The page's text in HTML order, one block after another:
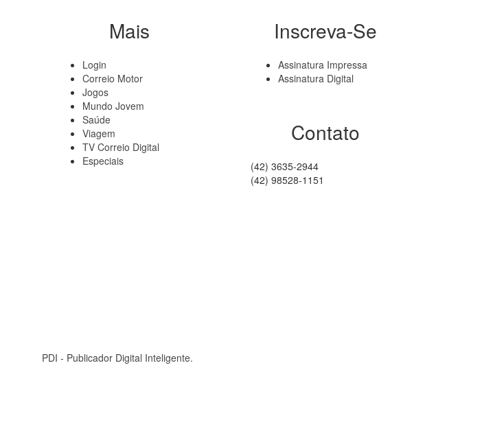
Mais
Login
Correio Motor
Jogos
Mundo Jovem
Saúde
Viagem
TV Correio Digital
Especiais
Inscreva-Se
Assinatura Impressa
Assinatura Digital
Contato
(42) 3635-2944
(42) 98528-1151
PDI - Publicador Digital Inteligente.